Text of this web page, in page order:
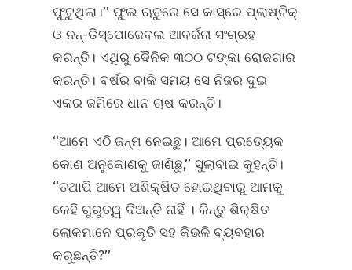
ଫୁଟୁଥିଲା।’’ ଫୁଲ ଋତୁରେ ସେ କାସ୍‌ରେ ପ୍ଲାଷ୍ଟିକ୍‌
ଓ ନନ୍‌-ଡିସ୍ପୋଜେବଲ ଆବର୍ଜନା ସଂଗ୍ରହ
କରନ୍ତି। ଏଥିରୁ ଦୈନିକ ୩୦୦ ଟଙ୍କା ରୋଜଗାର
କରନ୍ତି। ବର୍ଷର ବାକି ସମୟ ସେ ନିଜର ଦୁଇ
ଏକର ଜମିରେ ଧାନ ଚାଷ କରନ୍ତି।
‘‘ଆମେ ଏଠି ଜନ୍ମ ନେଇଛୁ। ଆମେ ପ୍ରତ୍ୟେକ
କୋଣ ଅନୁକୋଣକୁ ଜାଣିଛୁ,’’ ସୁଲାବାଇ କୁହନ୍ତି।
‘‘ତଥାପି ଆମେ ଅଶିକ୍ଷିତ ହୋଇଥିବାରୁ ଆମକୁ
କେହି ଗୁରୁତ୍ୱ ଦିଅନ୍ତି ନାହିଁ । କିନ୍ତୁ ଶିକ୍ଷିତ
ଲୋକମାନେ ପ୍ରକୃତି ସହ କିଭଳି ବ୍ୟବହାର
କରୁଛନ୍ତି?’’